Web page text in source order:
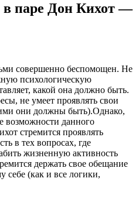
в паре Дон Кихот —
совершенно беспомощен. Не
психологическую
какой она должно быть.
не умеет проявлять свои
они должны быть).Однако,
возможности данного
стремится проявлять
в тех вопросах, где
жизненную активность
держать свое обещание
себе (как и все логики,